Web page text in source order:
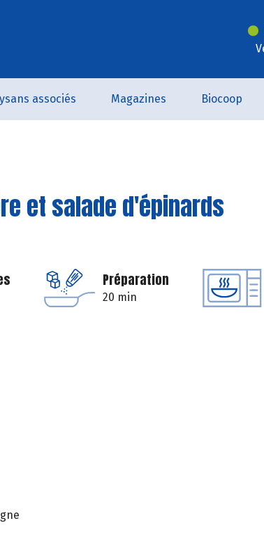
associés Magazines Biocoop
et salade d'épinards
Préparation
20 min